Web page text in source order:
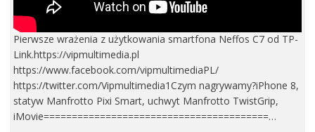
Pierwsze wrażenia z użytkowania smartfona Neffos C7 od TP-
Link.https://vipmultimedia.pl
https://www.facebook.com/vipmultimediaPL/
https://twitter.com/Vipmultimedia1Czym nagrywamy?iPhone 8,
statyw Manfrotto Pixi Smart, uchwyt Manfrotto TwistGrip,
iMovie========================================…